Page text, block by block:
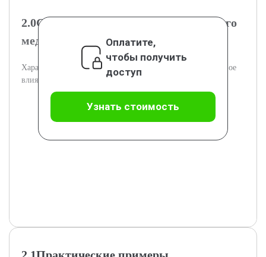
2.0Современное состояние британского
медиапространства
Характеристика медиасреды Великобритании и её языковое
влияние.
Оплатите,
чтобы получить
доступ
Узнать стоимость